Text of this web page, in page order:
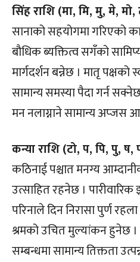
सिंह राशि (मा, मि, मु, मे, मो,
सानाको सहयोगमा गरिएको
बौधिक ब्यक्तित्व सगँको
मार्गदर्शन बन्नेछ । मातृ
सामान्य समस्या पैदा गर्न
मन नलाग्नाने सामान्य अप्जस
कन्या राशि (टो, प, पि, पु,
कठिनाई पश्चात मनग्य
उत्साहित रहनेछ ।
परिनाले दिन निरासा पुर्ण
श्रमको उचित मुल्यांकन हुनेछ
सम्बन्धमा सामान्य तिक्तता